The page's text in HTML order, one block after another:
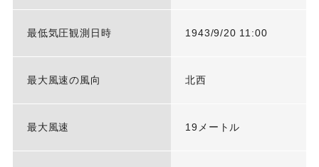
最低気圧観測日時 1943/9/20 11:00
最大風速の風向 北西
最大風速 19メートル